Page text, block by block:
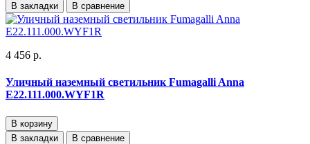
В закладки
В сравнение
4 456 р.
Уличный наземный светильник Fumagalli Anna
E22.111.000.WYF1R
В корзину
В закладки
В сравнение